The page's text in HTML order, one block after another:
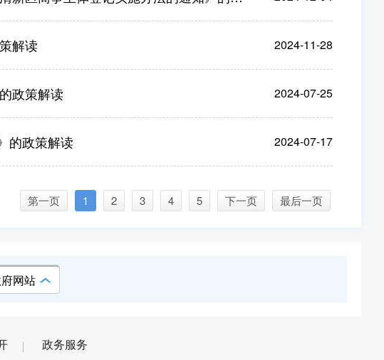
解读 2024-11-28
政策解读 2024-07-25
的政策解读 2024-07-17
第一页 1 2 3 4 5 下一页 最后一页
网站
政务服务